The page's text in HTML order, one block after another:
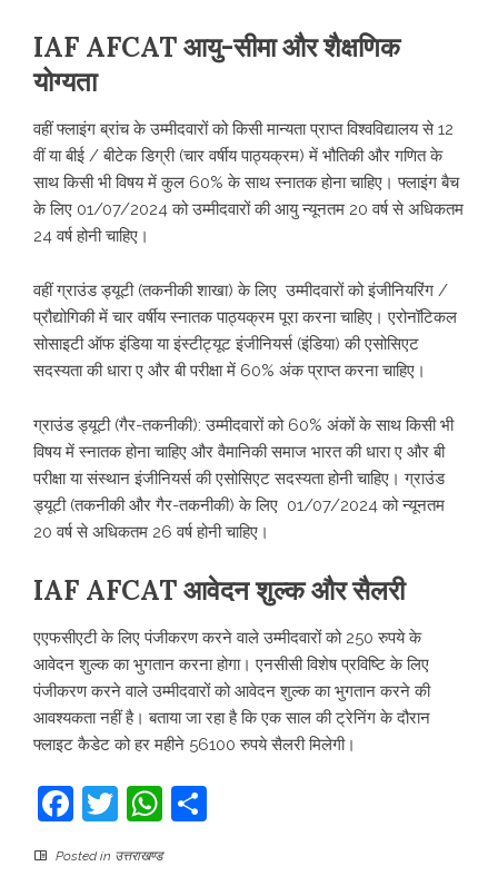
IAF AFCAT आयु-सीमा और शैक्षणिक
योग्यता
वहीं फ्लाइंग ब्रांच के उम्मीदवारों को किसी मान्यता प्राप्त विश्वविद्यालय से 12
वीं या बीई / बीटेक डिग्री (चार वर्षीय पाठ्यक्रम) में भौतिकी और गणित के
साथ किसी भी विषय में कुल 60% के साथ स्नातक होना चाहिए। फ्लाइंग बैच
के लिए 01/07/2024 को उम्मीदवारों की आयु न्यूनतम 20 वर्ष से अधिकतम
24 वर्ष होनी चाहिए।
वहीं ग्राउंड ड्यूटी (तकनीकी शाखा) के लिए उम्मीदवारों को इंजीनियरिंग /
प्रौद्योगिकी में चार वर्षीय स्नातक पाठ्यक्रम पूरा करना चाहिए। एरोनॉटिकल
सोसाइटी ऑफ इंडिया या इंस्टीट्यूट इंजीनियर्स (इंडिया) की एसोसिएट
सदस्यता की धारा ए और बी परीक्षा में 60% अंक प्राप्त करना चाहिए।
ग्राउंड ड्यूटी (गैर-तकनीकी): उम्मीदवारों को 60% अंकों के साथ किसी भी
विषय में स्नातक होना चाहिए और वैमानिकी समाज भारत की धारा ए और बी
परीक्षा या संस्थान इंजीनियर्स की एसोसिएट सदस्यता होनी चाहिए। ग्राउंड
ड्यूटी (तकनीकी और गैर-तकनीकी) के लिए 01/07/2024 को न्यूनतम
20 वर्ष से अधिकतम 26 वर्ष होनी चाहिए।
IAF AFCAT आवेदन शुल्क और सैलरी
एएफसीएटी के लिए पंजीकरण करने वाले उम्मीदवारों को 250 रुपये के
आवेदन शुल्क का भुगतान करना होगा। एनसीसी विशेष प्रविष्टि के लिए
पंजीकरण करने वाले उम्मीदवारों को आवेदन शुल्क का भुगतान करने की
आवश्यकता नहीं है। बताया जा रहा है कि एक साल की ट्रेनिंग के दौरान
फ्लाइट कैडेट को हर महीने 56100 रुपये सैलरी मिलेगी।
Facebook
TwitterWhatsApp
Posted in उत्तराखण्ड